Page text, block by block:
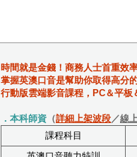
時間就是金錢！商務人士首重效
掌握英澳口音是幫助你取得高分
行動版雲端影音課程，PC＆平板
．本科師資 （詳細上架波段／線
課程科目